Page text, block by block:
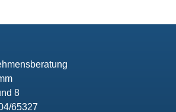
8
65327